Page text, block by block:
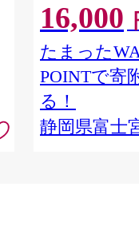
イレットペーパ
パルプ100％ 香
消耗品 備蓄
16,000
たまった
POINTで寄
る！
静岡県富士